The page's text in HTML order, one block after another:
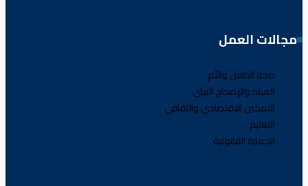
مجالات العمل
صحة الطفل والأم
المياه والإصحاح البيئي
التمكين الاقتصادي والثقافي
التعليم
الحماية القانونية